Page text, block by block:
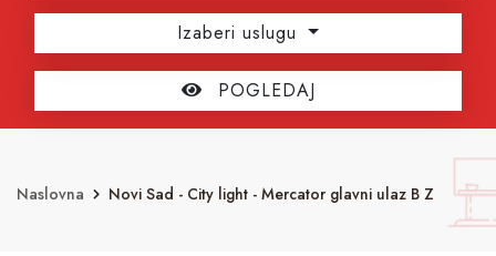
Izaberi uslugu
POGLEDAJ
Naslovna Novi Sad - City light - Mercator glavni ulaz B Z